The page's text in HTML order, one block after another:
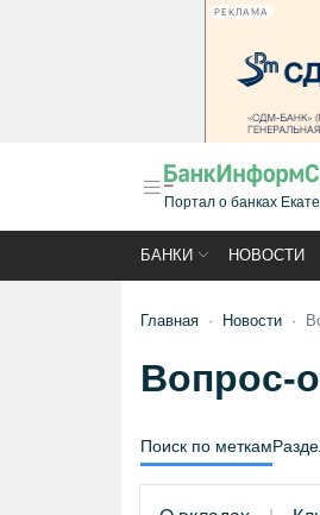
РЕКЛАМА
Портал о банках
БАНКИ НОВОСТИ
Главная Новости
Вопрос-
Поиск по меткам